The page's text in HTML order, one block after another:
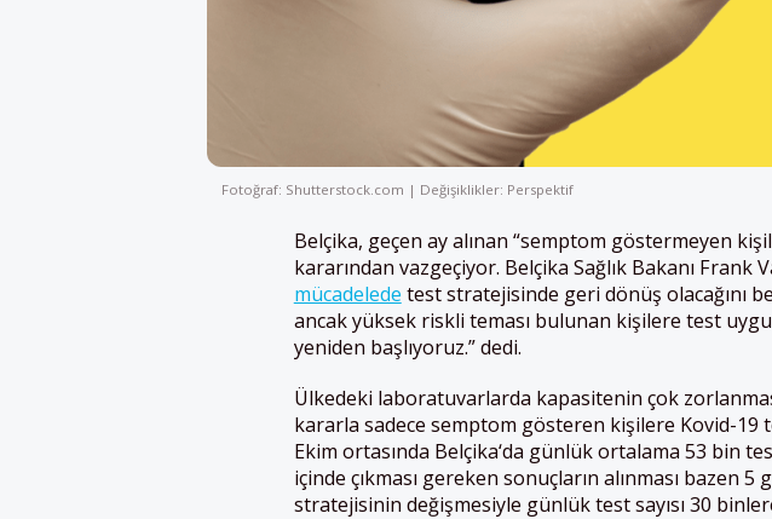
Fotoğraf: Shutterstock.com | Değişiklikler: Perspektif
Belçika, geçen ay alınan “semptom göstermeyen
kararından vazgeçiyor. Belçika Sağlık Bakanı Frank
mücadelede test stratejisinde geri dönüş olacağını
ancak yüksek riskli teması bulunan kişilere test
yeniden başlıyoruz.” dedi.
Ülkedeki laboratuvarlarda kapasitenin çok
kararla sadece semptom gösteren kişilere Kovid-19
Ekim ortasında Belçika‘da günlük ortalama 53 bin
içinde çıkması gereken sonuçların alınması bazen
stratejisinin değişmesiyle günlük test sayısı 30